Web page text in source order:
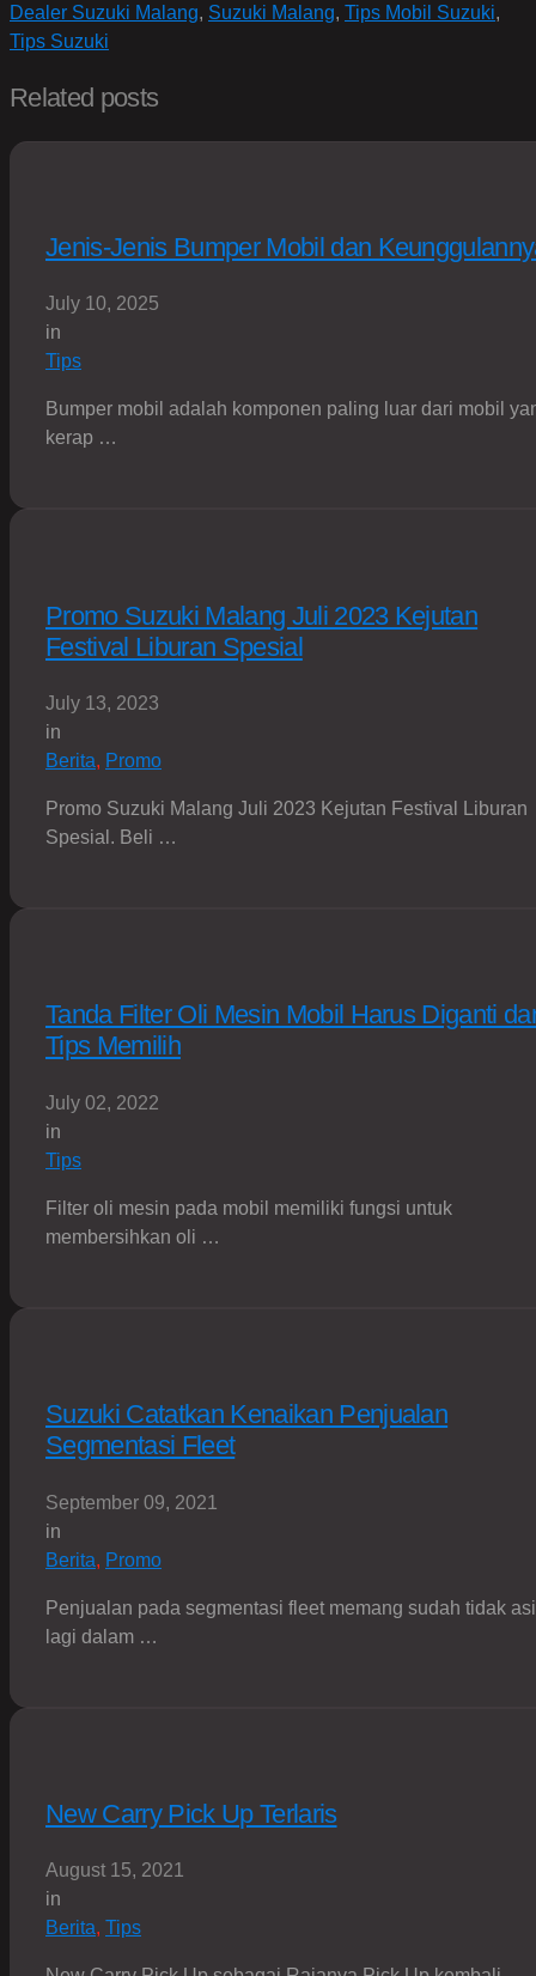
Dealer Suzuki Malang, Suzuki Malang, Tips Mobil Suzuki,
Tips Suzuki
Related posts
Jenis-Jenis Bumper Mobil dan
July 10, 2025
in
Tips
Bumper mobil adalah komponen paling luar dari mobil
kerap …
Promo Suzuki Malang Juli 2023 Kejutan
Festival Liburan Spesial
July 13, 2023
in
Berita, Promo
Promo Suzuki Malang Juli 2023 Kejutan Festival Liburan
Spesial. Beli …
Tanda Filter Oli Mesin Mobil Harus Diganti
Tips Memilih
July 02, 2022
in
Tips
Filter oli mesin pada mobil memiliki fungsi untuk
membersihkan oli …
Suzuki Catatkan Kenaikan Penjualan
Segmentasi Fleet
September 09, 2021
in
Berita, Promo
Penjualan pada segmentasi fleet memang sudah tidak
lagi dalam …
New Carry Pick Up Terlaris
August 15, 2021
in
Berita, Tips